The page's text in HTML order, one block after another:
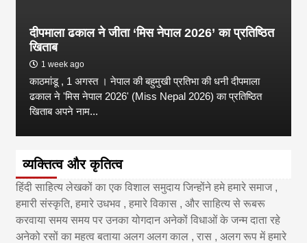
दीपमाला ढकाल ने जीता ‘मिस नेपाल 2026’ का प्रतिष्ठित
खिताब
1 week ago
काठमांडू , 1 अगस्त । नेपाल की बहुमुखी प्रतिभा की धनी दीपमाला
ढकाल ने 'मिस नेपाल 2026' (Miss Nepal 2026) का प्रतिष्ठित
खिताब अपने नाम...
व्यक्तित्व और कृतित्व
हिंदी साहित्य लेखकों का एक विशाल समुदाय जिन्होंने हमे हमारे समाज ,
हमारी संस्कृति, हमारे उधभव , हमारे विकास , और साहित्य से रूबरू
करवाया समय समय पर उनका योगदान अनेकों विधाओं के जन्म दाता रहे
अनेको रसों का महत्व बताया अलग अलग काल , रास , अलग रूप में हमारे